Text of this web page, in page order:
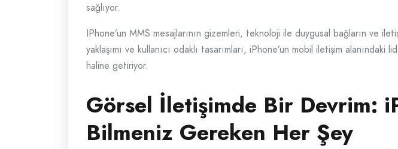
sağlıyor.
IPhone’un MMS mesajlarının gizemleri, teknoloji ile duygusal bağların ve
yaklaşımı ve kullanıcı odaklı tasarımları, iPhone’un mobil iletişim
haline getiriyor.
Görsel İletişimde Bir Devrim:
Bilmeniz Gereken Her Şey